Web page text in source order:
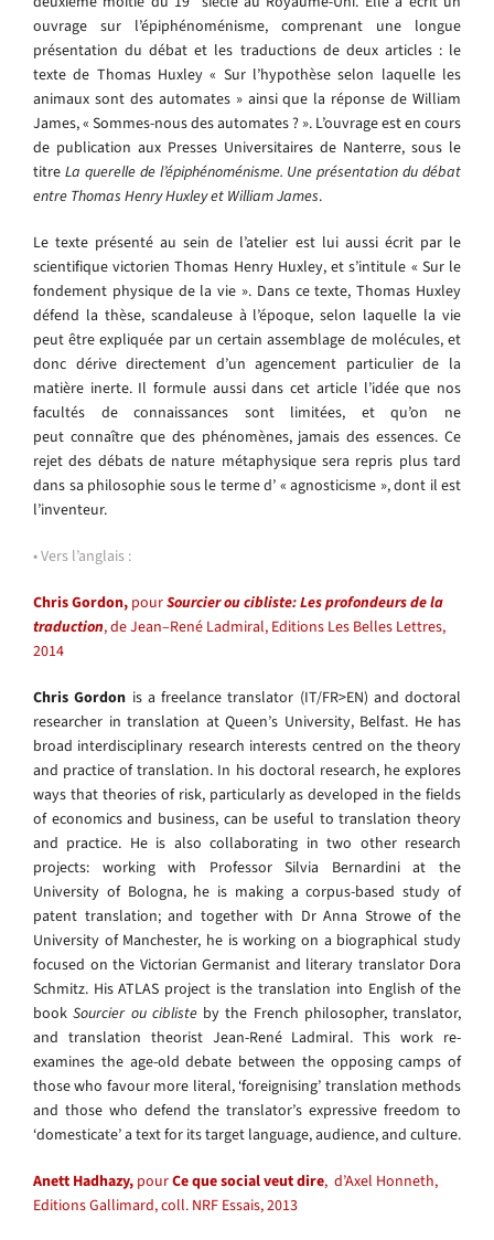
ouvrage sur l’épiphénoménisme, comprenant une longue
présentation du débat et les traductions de deux articles : le
texte de Thomas Huxley « Sur l’hypothèse selon laquelle les
animaux sont des automates » ainsi que la réponse de William
James, « Sommes-nous des automates ? ». L’ouvrage est en cours
de publication aux Presses Universitaires de Nanterre, sous le
titre La querelle de l’épiphénoménisme. Une présentation du débat
entre Thomas Henry Huxley et William James.
Le texte présenté au sein de l’atelier est lui aussi écrit par le
scientifique victorien Thomas Henry Huxley, et s’intitule « Sur le
fondement physique de la vie ». Dans ce texte, Thomas Huxley
défend la thèse, scandaleuse à l’époque, selon laquelle la vie
peut être expliquée par un certain assemblage de molécules, et
donc dérive directement d’un agencement particulier de la
matière inerte. Il formule aussi dans cet article l’idée que nos
facultés de connaissances sont limitées, et qu’on ne
peut connaître que des phénomènes, jamais des essences. Ce
rejet des débats de nature métaphysique sera repris plus tard
dans sa philosophie sous le terme d’ « agnosticisme », dont il est
l’inventeur.
• Vers l’anglais :
Chris Gordon, pourSourcier ou cibliste: Les profondeurs de la
traduction, de Jean–René Ladmiral, Editions Les Belles Lettres,
2014
Chris Gordon is a freelance translator (IT/FR>EN) and doctoral
researcher in translation at Queen’s University, Belfast. He has
broad interdisciplinary research interests centred on the theory
and practice of translation. In his doctoral research, he explores
ways that theories of risk, particularly as developed in the fields
of economics and business, can be useful to translation theory
and practice. He is also collaborating in two other research
projects: working with Professor Silvia Bernardini at the
University of Bologna, he is making a corpus-based study of
patent translation; and together with Dr Anna Strowe of the
University of Manchester, he is working on a biographical study
focused on the Victorian Germanist and literary translator Dora
Schmitz. His ATLAS project is the translation into English of the
bookSourcier ou ciblisteby the French philosopher, translator,
and translation theorist Jean-René Ladmiral. This work re-
examines the age-old debate between the opposing camps of
those who favour more literal, ‘foreignising’ translation methods
and those who defend the translator’s expressive freedom to
‘domesticate’ a text for its target language, audience, and culture.
Anett Hadhazy, pourCe que social veut dire, d’Axel Honneth,
Editions Gallimard, coll. NRF Essais, 2013